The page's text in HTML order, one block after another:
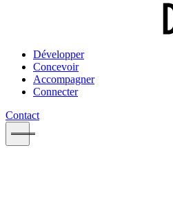
Développer
Concevoir
Accompagner
Connecter
Contact